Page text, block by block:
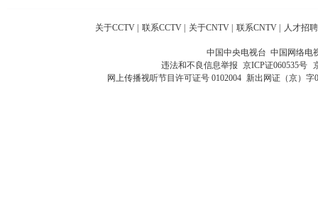
关于CCTV 联系CCTV 关于CNTV 联系CNTV 人才招聘
中国中央电视台 中国网络电
违法和不良信息举报 京ICP证060535号
网上传播视听节目许可证号 0102004 新出网证（京）